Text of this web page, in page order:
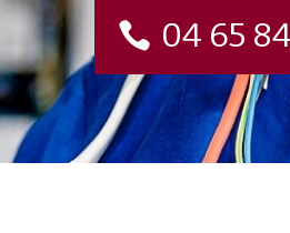
04 65